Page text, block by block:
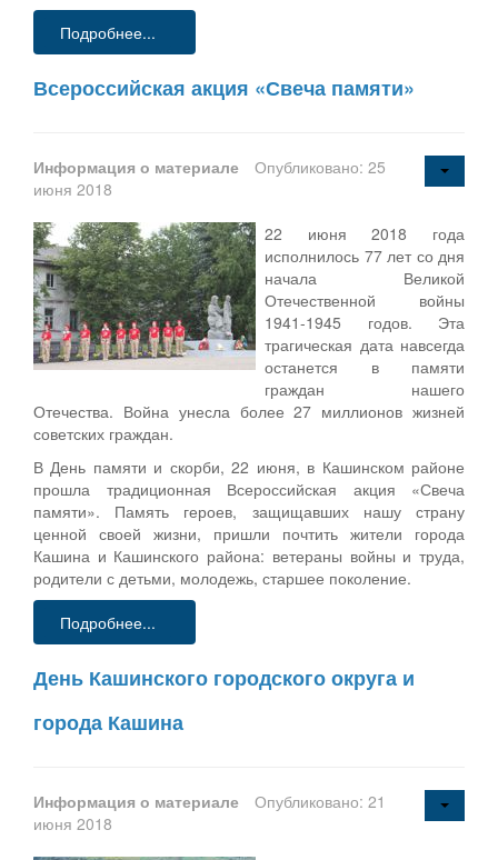
Подробнее...
Всероссийская акция «Свеча памяти»
Информация о материале
Опубликовано: 25
июня 2018
22 июня 2018 года
исполнилось 77 лет со дня
начала Великой
Отечественной войны
1941-1945 годов. Эта
трагическая дата навсегда
останется в памяти
граждан нашего
Отечества. Война унесла более 27 миллионов жизней
советских граждан.
В День памяти и скорби, 22 июня, в Кашинском районе
прошла традиционная Всероссийская акция «Свеча
памяти». Память героев, защищавших нашу страну
ценной своей жизни, пришли почтить жители города
Кашина и Кашинского района: ветераны войны и труда,
родители с детьми, молодежь, старшее поколение.
Подробнее...
День Кашинского городского округа и
города Кашина
Информация о материале
Опубликовано: 21
июня 2018